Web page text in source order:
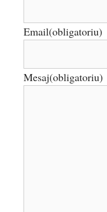
Email(obligatoriu)
Mesaj(obligatoriu)